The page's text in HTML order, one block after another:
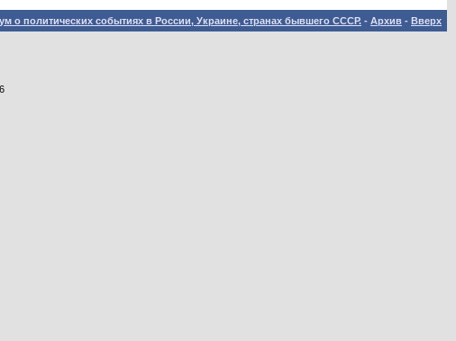
о политических событиях в России, Украине, странах бывшего СССР. - Архив - Вверх